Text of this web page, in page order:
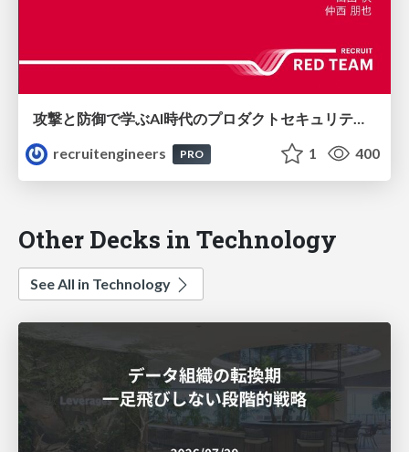
攻撃と防御で学ぶAI時代のプロダクトセキュリティ演習
recruitengineers
PRO 1 400
Other Decks in Technology
See All in Technology